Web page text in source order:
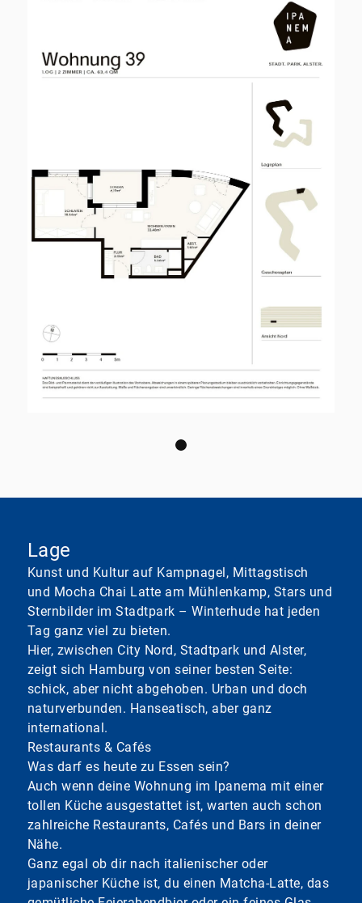
Lage
Kunst und Kultur auf Kampnagel, Mittagstisch
und Mocha Chai Latte am Mühlenkamp, Stars und
Sternbilder im Stadtpark – Winterhude hat jeden
Tag ganz viel zu bieten.
Hier, zwischen City Nord, Stadtpark und Alster,
zeigt sich Hamburg von seiner besten Seite:
schick, aber nicht abgehoben. Urban und doch
naturverbunden. Hanseatisch, aber ganz
international.
Restaurants & Cafés
Was darf es heute zu Essen sein?
Auch wenn deine Wohnung im Ipanema mit einer
tollen Küche ausgestattet ist, warten auch schon
zahlreiche Restaurants, Cafés und Bars in deiner
Nähe.
Ganz egal ob dir nach italienischer oder
japanischer Küche ist, du einen Matcha-Latte, das